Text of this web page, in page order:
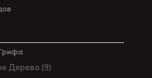
Дерево (9)